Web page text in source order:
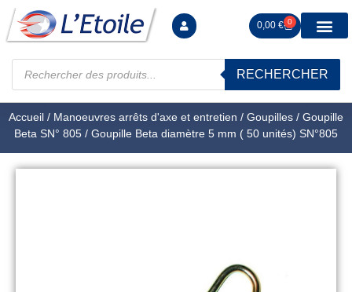
0,00 € 0
RECHERCHER
Accueil / Manoeuvres arrêts d'axe et entretien / Goupilles / Goupille
Beta SN° 805 / Goupille Beta diamètre 5 mm ( 50 unités) SN°805